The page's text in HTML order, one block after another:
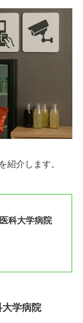
紹介します。
科大学病院
学病院